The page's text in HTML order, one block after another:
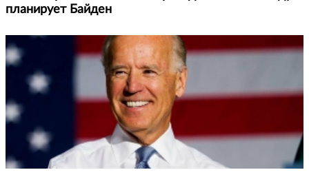
планирует Байден